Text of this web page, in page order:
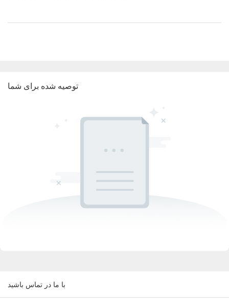
توصیه شده برای شما
با ما در تماس باشید